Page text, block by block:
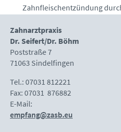
Zahnfleischentzündung
Zahnarztpraxis
Dr. Seifert/Dr. Böhm
Poststraße 7
71063 Sindelfingen
Tel.: 07031 812221
Fax: 07031 876882
E-Mail:
empfang@zasb.eu